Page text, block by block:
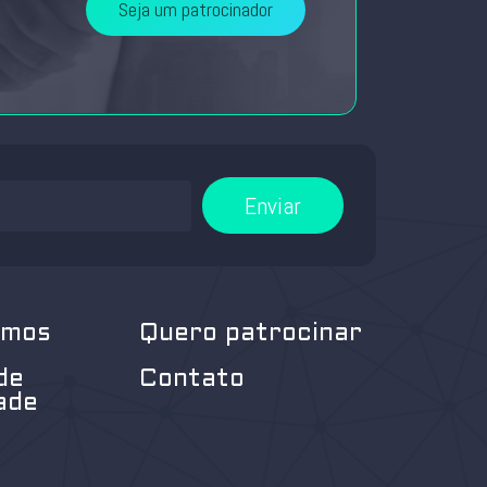
Seja um patrocinador
Enviar
Quero patrocinar
Contato